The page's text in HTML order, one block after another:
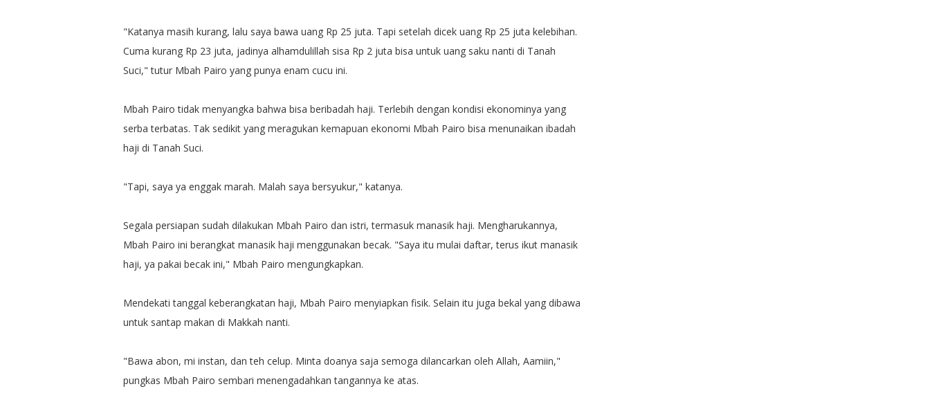
"Katanya masih kurang, lalu saya bawa uang Rp 25 juta. Tapi setelah dicek uang Rp 25 juta kelebihan.
Cuma kurang Rp 23 juta, jadinya alhamdulillah sisa Rp 2 juta bisa untuk uang saku nanti di Tanah
Suci," tutur Mbah Pairo yang punya enam cucu ini.
Mbah Pairo tidak menyangka bahwa bisa beribadah haji. Terlebih dengan kondisi ekonominya yang
serba terbatas. Tak sedikit yang meragukan kemapuan ekonomi Mbah Pairo bisa menunaikan ibadah
haji di Tanah Suci.
"Tapi, saya ya enggak marah. Malah saya bersyukur," katanya.
Segala persiapan sudah dilakukan Mbah Pairo dan istri, termasuk manasik haji. Mengharukannya,
Mbah Pairo ini berangkat manasik haji menggunakan becak. "Saya itu mulai daftar, terus ikut manasik
haji, ya pakai becak ini," Mbah Pairo mengungkapkan.
Mendekati tanggal keberangkatan haji, Mbah Pairo menyiapkan fisik. Selain itu juga bekal yang dibawa
untuk santap makan di Makkah nanti.
"Bawa abon, mi instan, dan teh celup. Minta doanya saja semoga dilancarkan oleh Allah, Aamiin,"
pungkas Mbah Pairo sembari menengadahkan tangannya ke atas.